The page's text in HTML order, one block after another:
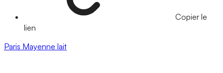
Copier le
lien
Paris Mayenne lait